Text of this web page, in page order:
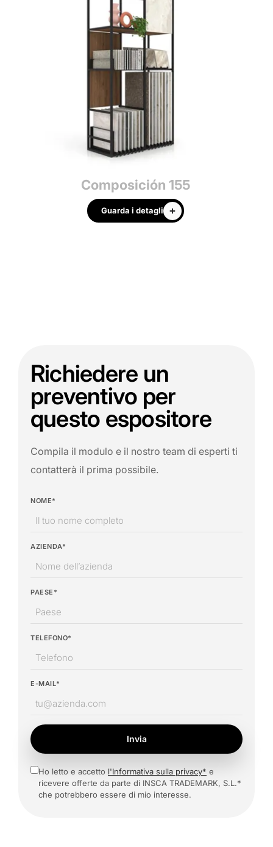
Composición 155
Guarda i detagli
Richiedere un
preventivo per
questo espositore
Compila il modulo e il nostro team di esperti ti
contatterà il prima possibile.
NOME*
AZIENDA*
PAESE*
TELEFONO*
E-MAIL*
Invia
Ho letto e accetto l'Informativa sulla privacy* e
ricevere offerte da parte di INSCA TRADEMARK, S.L.*
che potrebbero essere di mio interesse.